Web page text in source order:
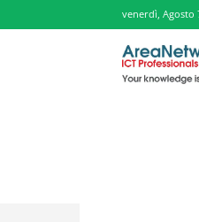
venerdì, Agosto